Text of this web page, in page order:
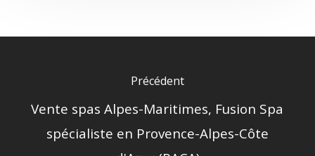
Précédent
Vente spas Alpes-Maritimes, Fusion Spa
spécialiste en Provence-Alpes-Côte